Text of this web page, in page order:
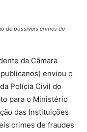
de possíveis crimes de
da Câmara
enviou o
Polícia Civil do
para o Ministério
das Instituições
crimes de fraudes